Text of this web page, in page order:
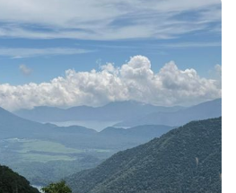
体力に自信がない方には少し厳しい
しい高地での登山は、猛暑を逃れる
されていますが、崩れた階段や注意
重に進むことが求められます。特
注意が必要です。 山頂に到達
待っています。周囲の山々や湖の美
いなしです。登山者たちは、山頂で
むことが多く、特に晴れた日にはそ
幡谷温泉ささの湯など、日帰り入浴